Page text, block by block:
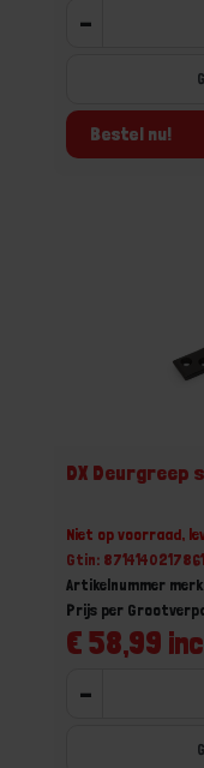
-
Bestel nu!
DX Deurgreep
Niet op voorraad,
Gtin:
Artikelnummer
€ 58,99
Prijs per
-